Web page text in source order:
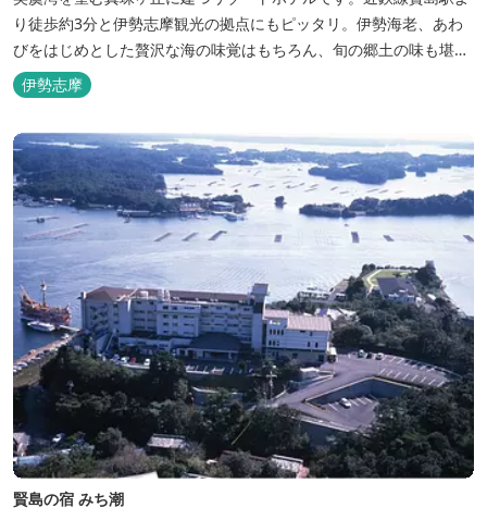
り徒歩約3分と伊勢志摩観光の拠点にもピッタリ。伊勢海老、あわ
びをはじめとした贅沢な海の味覚はもちろん、旬の郷土の味も堪能
できます。
伊勢志摩
賢島の宿 みち潮